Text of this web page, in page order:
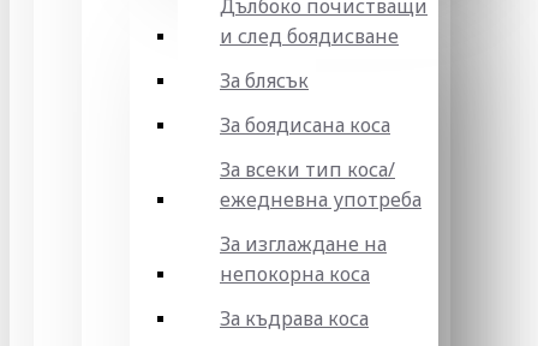
Дълбоко почистващи
и след боядисване
За блясък
За боядисана коса
За всеки тип коса/
ежедневна употреба
За изглаждане на
непокорна коса
За къдрава коса